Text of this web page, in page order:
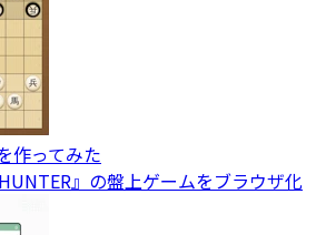
作ってみた
』の盤上ゲームをブラウザ化